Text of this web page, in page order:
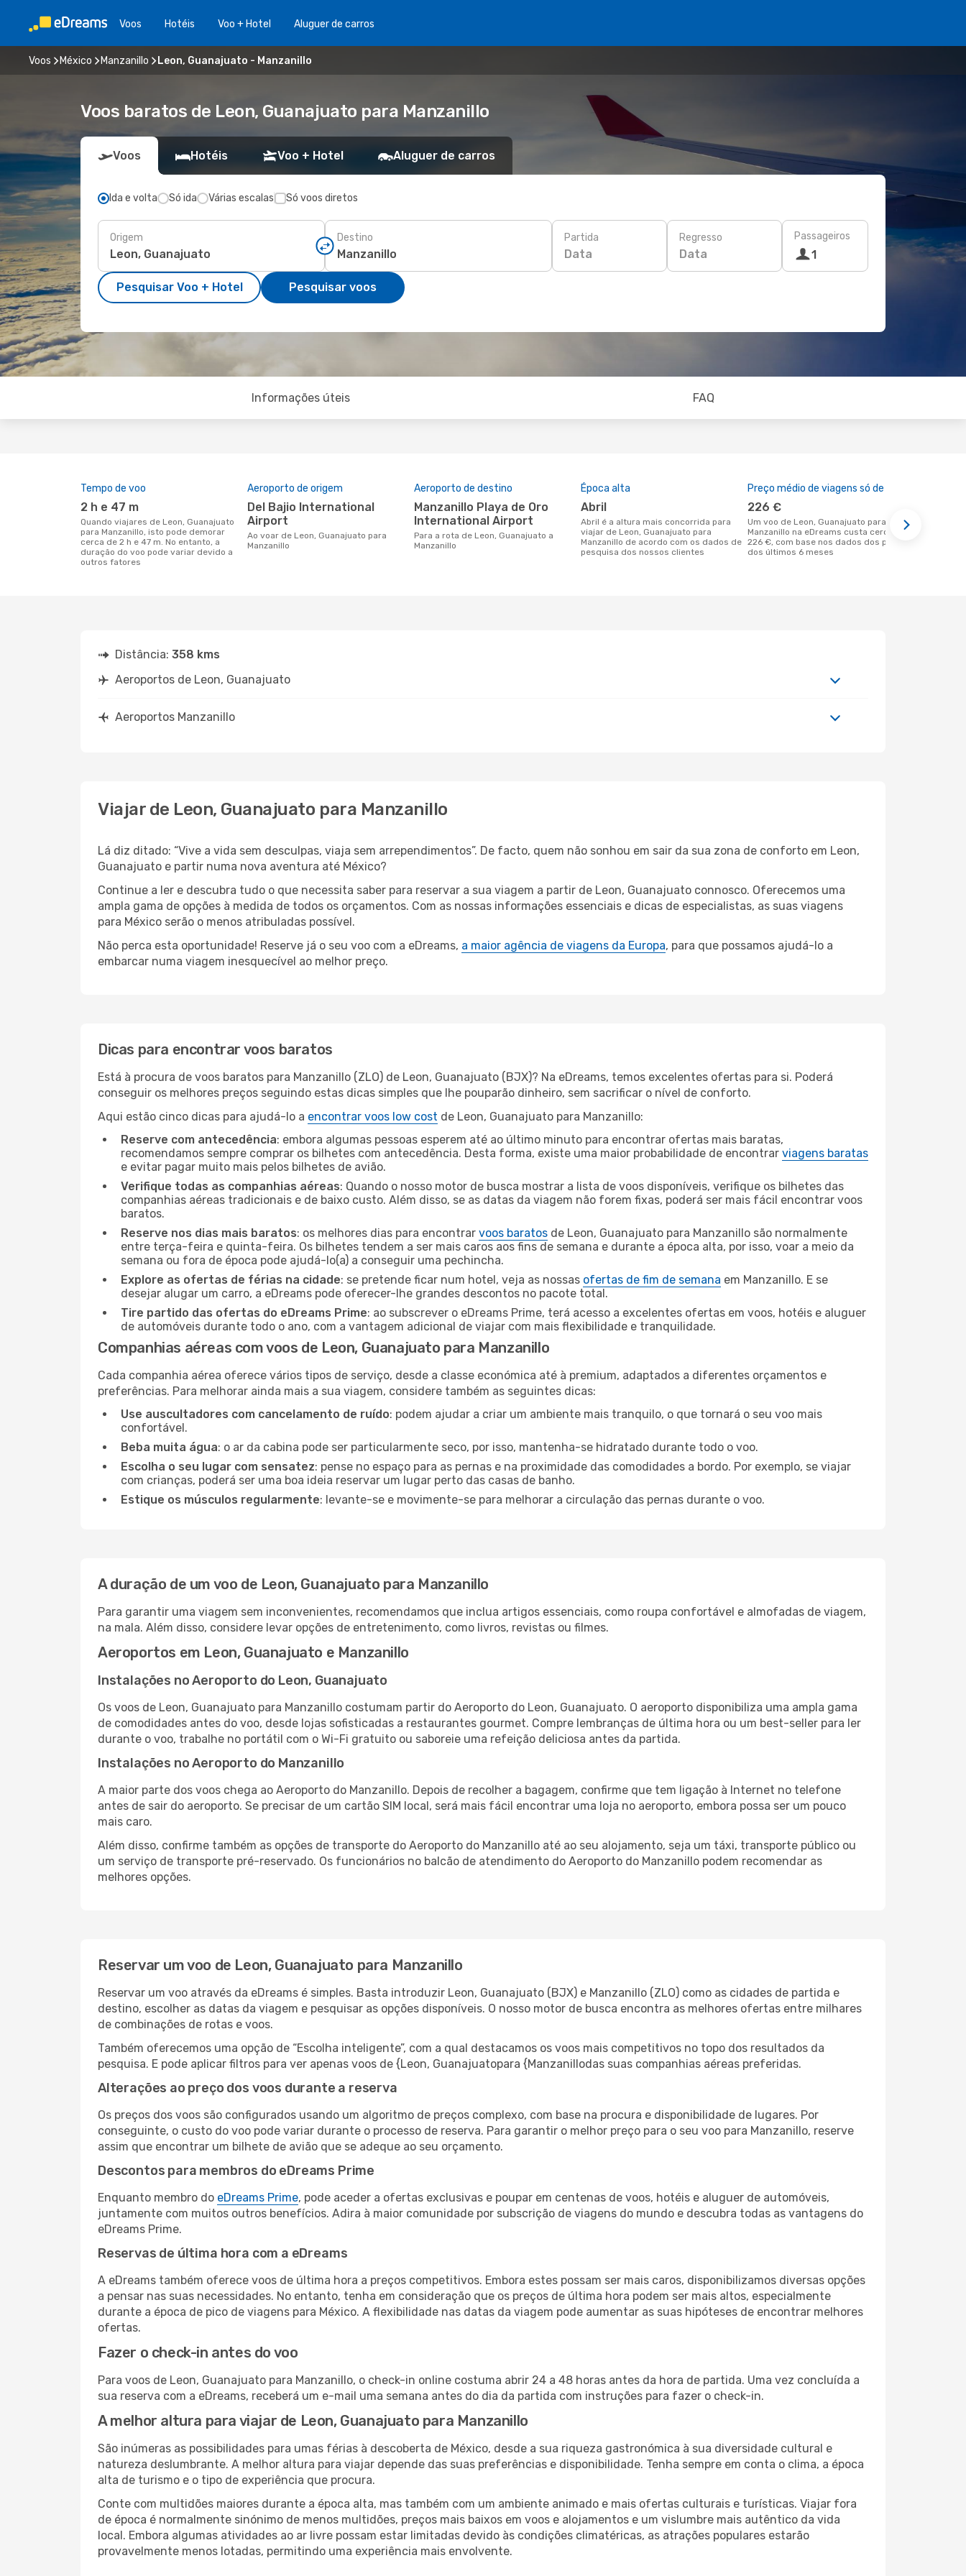
Voos Hotéis Voo + Hotel Aluguer de carros
Voos México Manzanillo Leon, Guanajuato - Manzanillo
Voos baratos de Leon, Guanajuato para Manzanillo
Voos Hotéis Voo + Hotel Aluguer de carros
Ida e volta Só ida Várias escalas Só voos diretos
Origem Destino Partida
Data
Regresso
Data
Passageiros
1
Pesquisar Voo + Hotel Pesquisar voos
Informações úteis FAQ
Tempo de voo
2 h e 47 m
Quando viajares de Leon, Guanajuato
para Manzanillo, isto pode demorar
cerca de 2 h e 47 m. No entanto, a
duração do voo pode variar devido a
outros fatores
Aeroporto de origem
Del Bajio International
Airport
Ao voar de Leon, Guanajuato para
Manzanillo
Aeroporto de destino
Manzanillo Playa de Oro
International Airport
Para a rota de Leon, Guanajuato a
Manzanillo
Época alta
abril
abril é a altura mais concorrida para
viajar de Leon, Guanajuato para
Manzanillo de acordo com os dados de
pesquisa dos nossos clientes
Preço médio de viagens só de ida
226 €
Um voo de Leon, Guanajuato para
Manzanillo na eDreams custa cerca de
226 €, com base nos dados dos preços
dos últimos 6 meses
Distância: 358 kms
Aeroportos de Leon, Guanajuato
Aeroportos Manzanillo
Viajar de Leon, Guanajuato para Manzanillo
Lá diz ditado: “Vive a vida sem desculpas, viaja sem arrependimentos”. De facto, quem não sonhou em sair da sua zona de conforto em Leon,
Guanajuato e partir numa nova aventura até México?
Continue a ler e descubra tudo o que necessita saber para reservar a sua viagem a partir de Leon, Guanajuato connosco. Oferecemos uma
ampla gama de opções à medida de todos os orçamentos. Com as nossas informações essenciais e dicas de especialistas, as suas viagens
para México serão o menos atribuladas possível.
Não perca esta oportunidade! Reserve já o seu voo com a eDreams, a maior agência de viagens da Europa, para que possamos ajudá-lo a
embarcar numa viagem inesquecível ao melhor preço.
Dicas para encontrar voos baratos
Está à procura de voos baratos para Manzanillo (ZLO) de Leon, Guanajuato (BJX)? Na eDreams, temos excelentes ofertas para si. Poderá
conseguir os melhores preços seguindo estas dicas simples que lhe pouparão dinheiro, sem sacrificar o nível de conforto.
Aqui estão cinco dicas para ajudá-lo a encontrar voos low cost de Leon, Guanajuato para Manzanillo:
Reserve com antecedência: embora algumas pessoas esperem até ao último minuto para encontrar ofertas mais baratas,
recomendamos sempre comprar os bilhetes com antecedência. Desta forma, existe uma maior probabilidade de encontrar viagens baratas
e evitar pagar muito mais pelos bilhetes de avião.
Verifique todas as companhias aéreas: Quando o nosso motor de busca mostrar a lista de voos disponíveis, verifique os bilhetes das
companhias aéreas tradicionais e de baixo custo. Além disso, se as datas da viagem não forem fixas, poderá ser mais fácil encontrar voos
baratos.
Reserve nos dias mais baratos: os melhores dias para encontrar voos baratos de Leon, Guanajuato para Manzanillo são normalmente
entre terça-feira e quinta-feira. Os bilhetes tendem a ser mais caros aos fins de semana e durante a época alta, por isso, voar a meio da
semana ou fora de época pode ajudá-lo(a) a conseguir uma pechincha.
Explore as ofertas de férias na cidade: se pretende ficar num hotel, veja as nossas ofertas de fim de semana em Manzanillo. E se
desejar alugar um carro, a eDreams pode oferecer-lhe grandes descontos no pacote total.
Tire partido das ofertas do eDreams Prime: ao subscrever o eDreams Prime, terá acesso a excelentes ofertas em voos, hotéis e aluguer
de automóveis durante todo o ano, com a vantagem adicional de viajar com mais flexibilidade e tranquilidade.
Companhias aéreas com voos de Leon, Guanajuato para Manzanillo
Cada companhia aérea oferece vários tipos de serviço, desde a classe económica até à premium, adaptados a diferentes orçamentos e
preferências. Para melhorar ainda mais a sua viagem, considere também as seguintes dicas:
Use auscultadores com cancelamento de ruído: podem ajudar a criar um ambiente mais tranquilo, o que tornará o seu voo mais
confortável.
Beba muita água: o ar da cabina pode ser particularmente seco, por isso, mantenha-se hidratado durante todo o voo.
Escolha o seu lugar com sensatez: pense no espaço para as pernas e na proximidade das comodidades a bordo. Por exemplo, se viajar
com crianças, poderá ser uma boa ideia reservar um lugar perto das casas de banho.
Estique os músculos regularmente: levante-se e movimente-se para melhorar a circulação das pernas durante o voo.
A duração de um voo de Leon, Guanajuato para Manzanillo
Para garantir uma viagem sem inconvenientes, recomendamos que inclua artigos essenciais, como roupa confortável e almofadas de viagem,
na mala. Além disso, considere levar opções de entretenimento, como livros, revistas ou filmes.
Aeroportos em Leon, Guanajuato e Manzanillo
Instalações no Aeroporto do Leon, Guanajuato
Os voos de Leon, Guanajuato para Manzanillo costumam partir do Aeroporto do Leon, Guanajuato. O aeroporto disponibiliza uma ampla gama
de comodidades antes do voo, desde lojas sofisticadas a restaurantes gourmet. Compre lembranças de última hora ou um best-seller para ler
durante o voo, trabalhe no portátil com o Wi-Fi gratuito ou saboreie uma refeição deliciosa antes da partida.
Instalações no Aeroporto do Manzanillo
A maior parte dos voos chega ao Aeroporto do Manzanillo. Depois de recolher a bagagem, confirme que tem ligação à Internet no telefone
antes de sair do aeroporto. Se precisar de um cartão SIM local, será mais fácil encontrar uma loja no aeroporto, embora possa ser um pouco
mais caro.
Além disso, confirme também as opções de transporte do Aeroporto do Manzanillo até ao seu alojamento, seja um táxi, transporte público ou
um serviço de transporte pré-reservado. Os funcionários no balcão de atendimento do Aeroporto do Manzanillo podem recomendar as
melhores opções.
Reservar um voo de Leon, Guanajuato para Manzanillo
Reservar um voo através da eDreams é simples. Basta introduzir Leon, Guanajuato (BJX) e Manzanillo (ZLO) como as cidades de partida e
destino, escolher as datas da viagem e pesquisar as opções disponíveis. O nosso motor de busca encontra as melhores ofertas entre milhares
de combinações de rotas e voos.
Também oferecemos uma opção de “Escolha inteligente”, com a qual destacamos os voos mais competitivos no topo dos resultados da
pesquisa. E pode aplicar filtros para ver apenas voos de {Leon, Guanajuatopara {Manzanillodas suas companhias aéreas preferidas.
Alterações ao preço dos voos durante a reserva
Os preços dos voos são configurados usando um algoritmo de preços complexo, com base na procura e disponibilidade de lugares. Por
conseguinte, o custo do voo pode variar durante o processo de reserva. Para garantir o melhor preço para o seu voo para Manzanillo, reserve
assim que encontrar um bilhete de avião que se adeque ao seu orçamento.
Descontos para membros do eDreams Prime
Enquanto membro do eDreams Prime, pode aceder a ofertas exclusivas e poupar em centenas de voos, hotéis e aluguer de automóveis,
juntamente com muitos outros benefícios. Adira à maior comunidade por subscrição de viagens do mundo e descubra todas as vantagens do
eDreams Prime.
Reservas de última hora com a eDreams
A eDreams também oferece voos de última hora a preços competitivos. Embora estes possam ser mais caros, disponibilizamos diversas opções
a pensar nas suas necessidades. No entanto, tenha em consideração que os preços de última hora podem ser mais altos, especialmente
durante a época de pico de viagens para México. A flexibilidade nas datas da viagem pode aumentar as suas hipóteses de encontrar melhores
ofertas.
Fazer o check-in antes do voo
Para voos de Leon, Guanajuato para Manzanillo, o check-in online costuma abrir 24 a 48 horas antes da hora de partida. Uma vez concluída a
sua reserva com a eDreams, receberá um e-mail uma semana antes do dia da partida com instruções para fazer o check-in.
A melhor altura para viajar de Leon, Guanajuato para Manzanillo
São inúmeras as possibilidades para umas férias à descoberta de México, desde a sua riqueza gastronómica à sua diversidade cultural e
natureza deslumbrante. A melhor altura para viajar depende das suas preferências e disponibilidade. Tenha sempre em conta o clima, a época
alta de turismo e o tipo de experiência que procura.
Conte com multidões maiores durante a época alta, mas também com um ambiente animado e mais ofertas culturais e turísticas. Viajar fora
de época é normalmente sinónimo de menos multidões, preços mais baixos em voos e alojamentos e um vislumbre mais autêntico da vida
local. Embora algumas atividades ao ar livre possam estar limitadas devido às condições climatéricas, as atrações populares estarão
provavelmente menos lotadas, permitindo uma experiência mais envolvente.